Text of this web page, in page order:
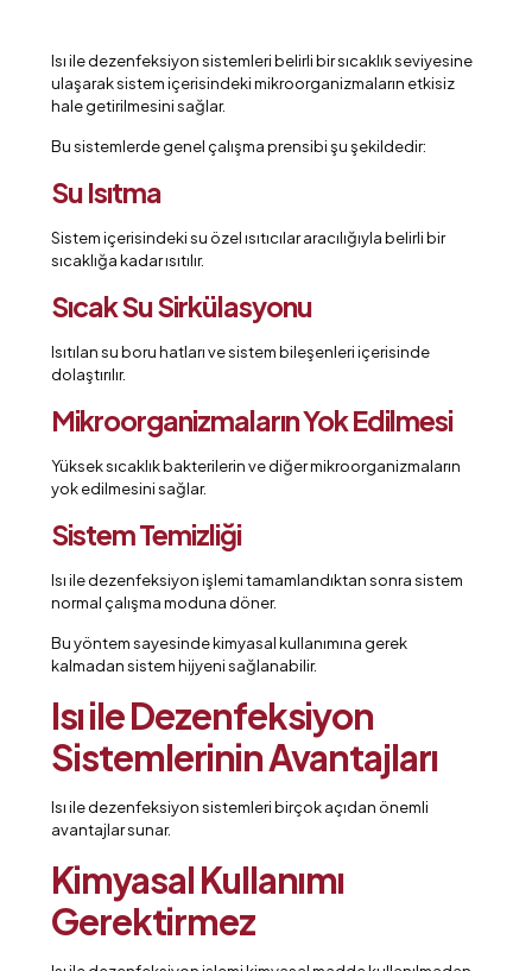
Isı ile dezenfeksiyon sistemleri belirli bir sıcaklık seviyesine
ulaşarak sistem içerisindeki mikroorganizmaların etkisiz
hale getirilmesini sağlar.
Bu sistemlerde genel çalışma prensibi şu şekildedir:
Su Isıtma
Sistem içerisindeki su özel ısıtıcılar aracılığıyla belirli bir
sıcaklığa kadar ısıtılır.
Sıcak Su Sirkülasyonu
Isıtılan su boru hatları ve sistem bileşenleri içerisinde
dolaştırılır.
Mikroorganizmaların Yok Edilmesi
Yüksek sıcaklık bakterilerin ve diğer mikroorganizmaların
yok edilmesini sağlar.
Sistem Temizliği
Isı ile dezenfeksiyon işlemi tamamlandıktan sonra sistem
normal çalışma moduna döner.
Bu yöntem sayesinde kimyasal kullanımına gerek
kalmadan sistem hijyeni sağlanabilir.
Isı ile Dezenfeksiyon
Sistemlerinin Avantajları
Isı ile dezenfeksiyon sistemleri birçok açıdan önemli
avantajlar sunar.
Kimyasal Kullanımı
Gerektirmez